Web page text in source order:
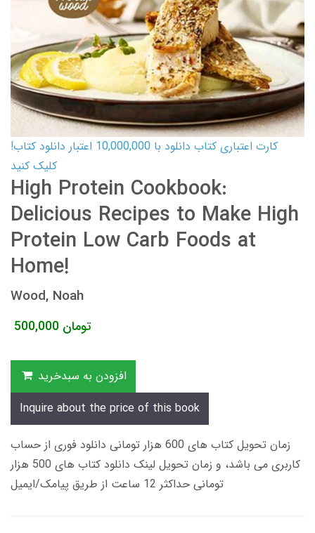
کارت اعتباری کتاب دانلود با 10,000,000 اعتبار دانلود کتاب!
کلیک کنید
High Protein Cookbook:
Delicious Recipes to Make High
Protein Low Carb Foods at
Home!
Wood, Noah
500,000 تومان
افزودن به سبدخرید
Inquire about the price of this book
زمان تحویل کتاب های 600 هزار تومانی دانلود فوری از حساب
کاربری می باشد، و زمان تحویل لینک دانلود کتاب های 500 هزار
تومانی حداکثر 12 ساعت از طریق پیامک/ایمیل